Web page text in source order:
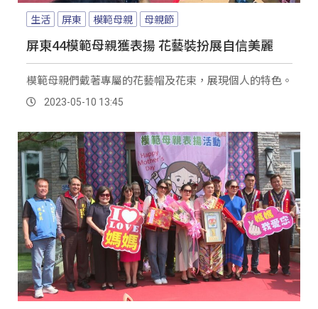
生活 屏東 模範母親 母親節
屏東44模範母親獲表揚 花藝裝扮展自信美麗
模範母親們戴著專屬的花藝帽及花束，展現個人的特色。
2023-05-10 13:45